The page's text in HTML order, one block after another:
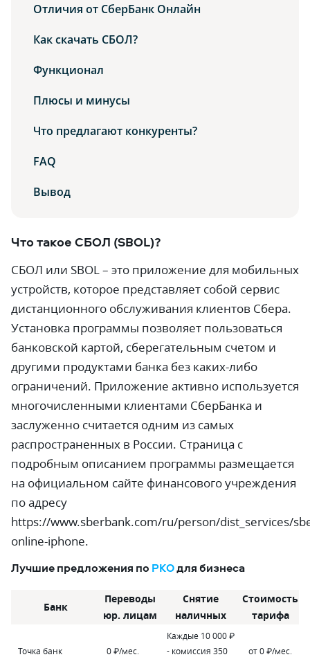
Отличия от СберБанк Онлайн
Как скачать СБОЛ?
Функционал
Плюсы и минусы
Что предлагают конкуренты?
FAQ
Вывод
Что такое СБОЛ (SBOL)?
СБОЛ или SBOL – это приложение для мобильных
устройств, которое представляет собой сервис
дистанционного обслуживания клиентов Сбера.
Установка программы позволяет пользоваться
банковской картой, сберегательным счетом и
другими продуктами банка без каких-либо
ограничений. Приложение активно используется
многочисленными клиентами СберБанка и
заслуженно считается одним из самых
распространенных в России. Страница с
подробным описанием программы размещается
на официальном сайте финансового учреждения
по адресу
https://www.sberbank.com/ru/person/dist_services/
online-iphone.
Лучшие предложения по РКОдля бизнеса
Банк
Переводы
юр. лицам
Снятие
наличных
Стоимость
тарифа
Точка банк 0 ₽/мес.
Каждые 10 000 ₽
- комиссия 350
от 0 ₽/мес.